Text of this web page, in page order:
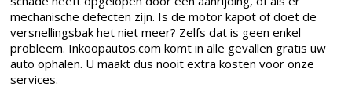
mechanische defecten zijn. Is de motor kapot of doet de
versnellingsbak het niet meer? Zelfs dat is geen enkel
probleem. Inkoopautos.com komt in alle gevallen gratis uw
auto ophalen. U maakt dus nooit extra kosten voor onze
services.